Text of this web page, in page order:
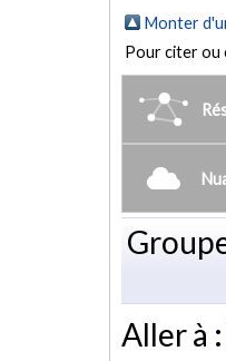
Monter
Pour citer ou
Aller à :